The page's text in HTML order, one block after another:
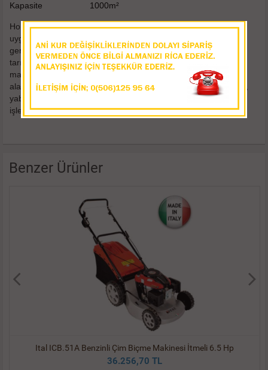
Kapasite
1000m²
HomePlus simgesi, genellikle amatör ve hobi amaçlı kullanıma
uygun makineler için kullanılır. Uzmanlık gerektirmeyen ve
genellikle amatör kullanıcılar için bahçe bakımı ve küçük çaplı
tarım uygulamaları için geliştirilmiş, kullanımı ve bakımı kolay
makineler bu sınıfa girer. Bu tip makineler genelde küçük
alanlarda çim biçme, çapalama işleri, budama ve odun kesme,
yabancı ot temizliği, bahçe temizlik ve bakım uygulamaları gibi
işlerde kullanılır.
Benzer Ürünler
Ital ICB.51A Benzinli Çim Biçme Makinesi İtmeli 6.5 Hp
36.256,70 TL